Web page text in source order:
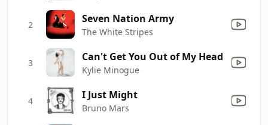
2 Seven Nation Army
The White Stripes
3 Can't Get You Out of My Head
Kylie Minogue
4 I Just Might
Bruno Mars